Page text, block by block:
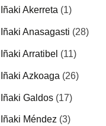
Iñaki Akerreta(1)
Iñaki Anasagasti (28)
Iñaki Arratibel (11)
Iñaki Azkoaga (26)
Iñaki Galdos(17)
Iñaki Méndez(3)